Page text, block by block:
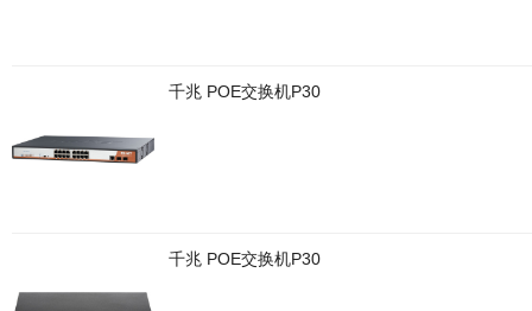
千兆 POE交换机P30
千兆 POE交换机P30